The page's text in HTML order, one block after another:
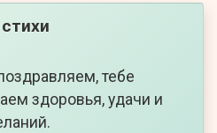
тебе
здоровья, удачи и